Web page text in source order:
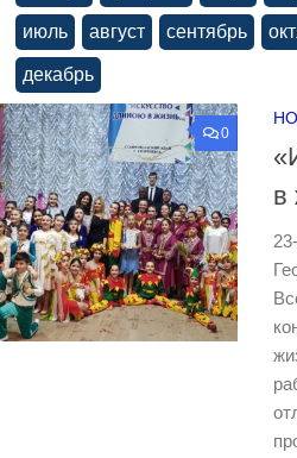
июль август сентябрь
декабрь
0
в